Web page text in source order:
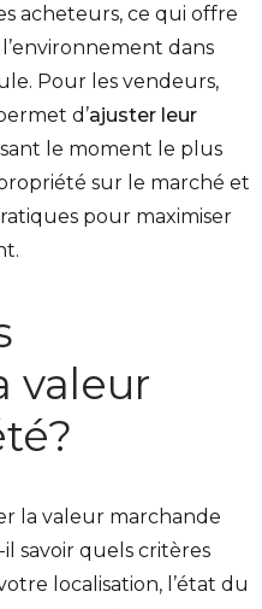
acheteurs, ce qui offre
dans
Pour les vendeurs,
d’ajuster leur
le moment le plus
sur le marché et
pour maximiser
valeur
la valeur marchande
savoir quels critères
localisation, l’état du